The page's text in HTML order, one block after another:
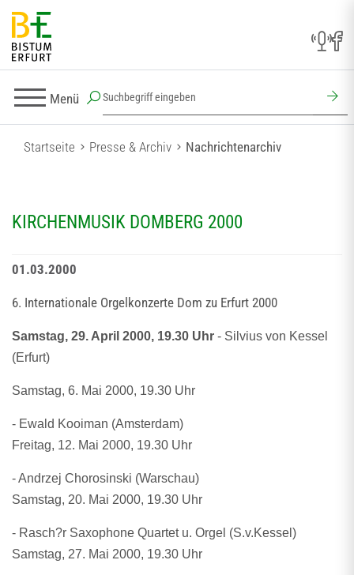
Menü
Startseite Presse & Archiv Nachrichtenarchiv
KIRCHENMUSIK DOMBERG 2000
01.03.2000
6. Internationale Orgelkonzerte Dom zu Erfurt 2000
Samstag, 29. April 2000, 19.30 Uhr - Silvius von Kessel
(Erfurt)
Samstag, 6. Mai 2000, 19.30 Uhr
- Ewald Kooiman (Amsterdam)
Freitag, 12. Mai 2000, 19.30 Uhr
- Andrzej Chorosinski (Warschau)
Samstag, 20. Mai 2000, 19.30 Uhr
- Rasch?r Saxophone Quartet u. Orgel (S.v.Kessel)
Samstag, 27. Mai 2000, 19.30 Uhr